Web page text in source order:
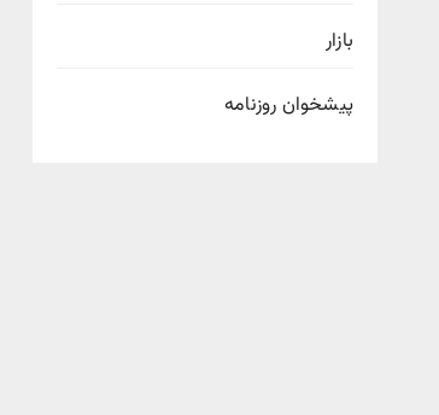
بازار
پیشخوان روزنامه